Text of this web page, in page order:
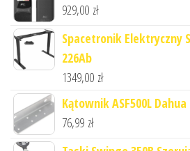
929,00 zł
Spacetronik Elektryczny
226Ab
1349,00 zł
Kątownik ASF500L Dahua
76,99 zł